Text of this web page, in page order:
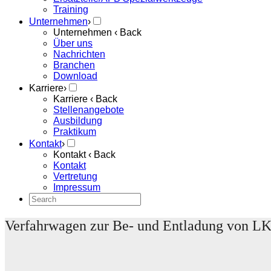
Training
Unternehmen›
Unternehmen ‹ Back
Über uns
Nachrichten
Branchen
Download
Karriere›
Karriere ‹ Back
Stellenangebote
Ausbildung
Praktikum
Kontakt›
Kontakt‹ Back
Kontakt
Vertretung
Impressum
Verfahrwagen zur Be- und Entladung von